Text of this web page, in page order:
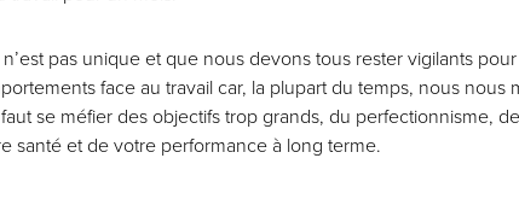
n’est pas unique et que nous devons tous rester vigilants
face au travail car, la plupart du temps, nous nous
se méfier des objectifs trop grands, du perfectionnisme,
santé et de votre performance à long terme.